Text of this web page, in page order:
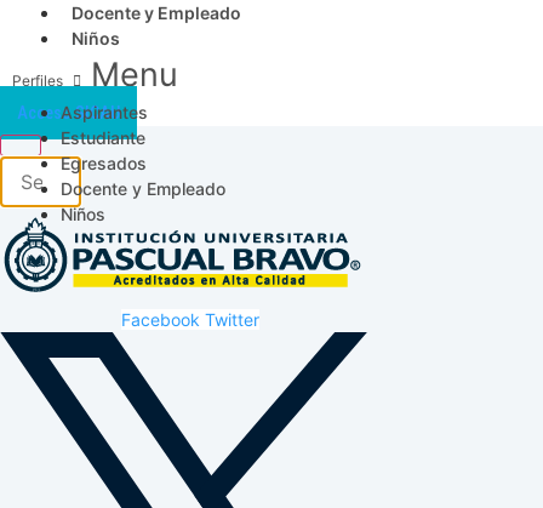
Docente y Empleado
Niños
Menu
Aspirantes
Estudiante
Egresados
Docente y Empleado
Niños
Acceso SICAU
Facebook Twitter